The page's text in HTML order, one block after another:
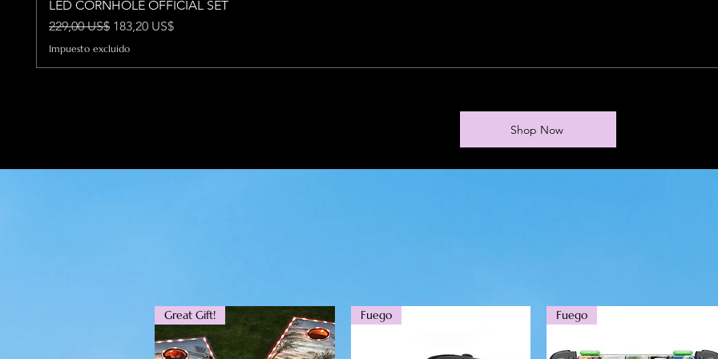
LED CORNHOLE OFFICIAL SET
Precio
229,00 US$ Precio de oferta
183,20 US$
Impuesto excluido
Shop Now
Great Gift! Fuego Fuego